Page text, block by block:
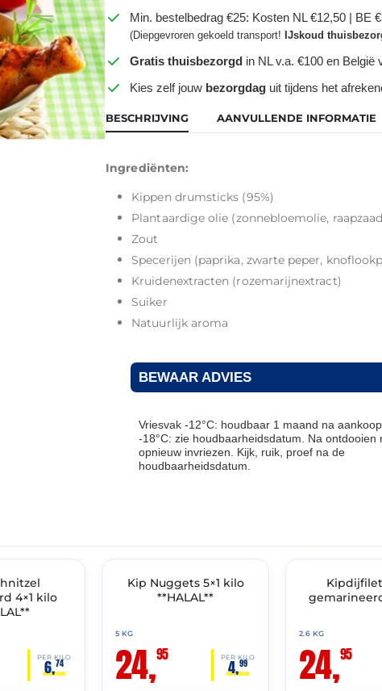
Min. bestelbedrag €25: Kosten NL €12,50 | BE
(Diepgevroren gekoeld transport!IJskoud
Gratis thuisbezorgd in NL v.a. €100 en België
Kies zelf jouw bezorgdag uit tijdens het
BESCHRIJVING AANVULLENDE INFORMATIE
Ingrediënten:
Kippen drumsticks (95%)
Plantaardige olie (zonnebloemolie,
Zout
Specerijen (paprika, zwarte peper,
Kruidenextracten (rozemarijnextract)
Suiker
Natuurlijk aroma
BEWAAR ADVIES
Vriesvak -12°C: houdbaar 1 maand na
-18°C: zie houdbaarheidsdatum. Na ontdooien
opnieuw invriezen. Kijk, ruik, proef na de
houdbaarheidsdatum.
4×1 kilo
PER KILO
6,74
✓ VAST ASSORTIMENT
Kip Nuggets 5×1 kilo
**HALAL**
5 KG
24,95 PER KILO
4,99
🔥 OP=OP
2.6 KG
24,95